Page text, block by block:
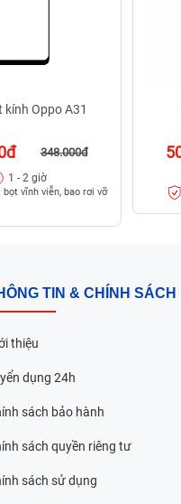
kính Oppo A31
348.000đ
1 - 2 giờ
bọt vĩnh viễn, bao rơi vỡ
TIN & CHÍNH SÁCH
thiệu
dụng 24h
sách bảo hành
sách quyền riêng tư
sách sử dụng